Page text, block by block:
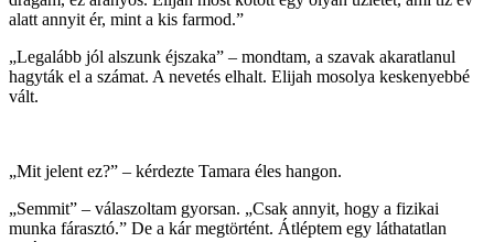
alatt annyit ér, mint a kis farmod.”
„Legalább jól alszunk éjszaka” – mondtam, a szavak akaratlanul
hagyták el a számat. A nevetés elhalt. Elijah mosolya keskenyebbé
vált.
„Mit jelent ez?” – kérdezte Tamara éles hangon.
„Semmit” – válaszoltam gyorsan. „Csak annyit, hogy a fizikai
munka fárasztó.” De a kár megtörtént. Átléptem egy láthatatlan